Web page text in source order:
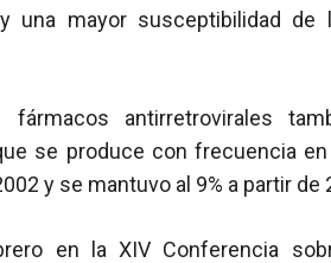
y una mayor susceptibilidad de
antirretrovirales
se produce con frecuencia en
y se mantuvo al 9% a partir de
en la XIV Conferencia